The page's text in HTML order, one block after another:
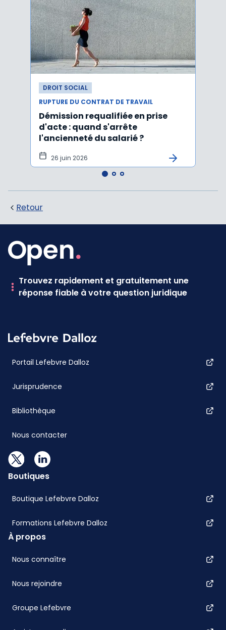
DROIT SOCIAL
RUPTURE DU CONTRAT DE TRAVAIL
Démission requalifiée en prise
d'acte : quand s'arrête
l'ancienneté du salarié ?
26 juin 2026
Retour
Trouvez rapidement et gratuitement une
réponse fiable à votre question juridique
Portail Lefebvre Dalloz
Jurisprudence
Bibliothèque
Nous contacter
Boutiques
Boutique Lefebvre Dalloz
Formations Lefebvre Dalloz
À propos
Nous connaître
Nous rejoindre
Groupe Lefebvre